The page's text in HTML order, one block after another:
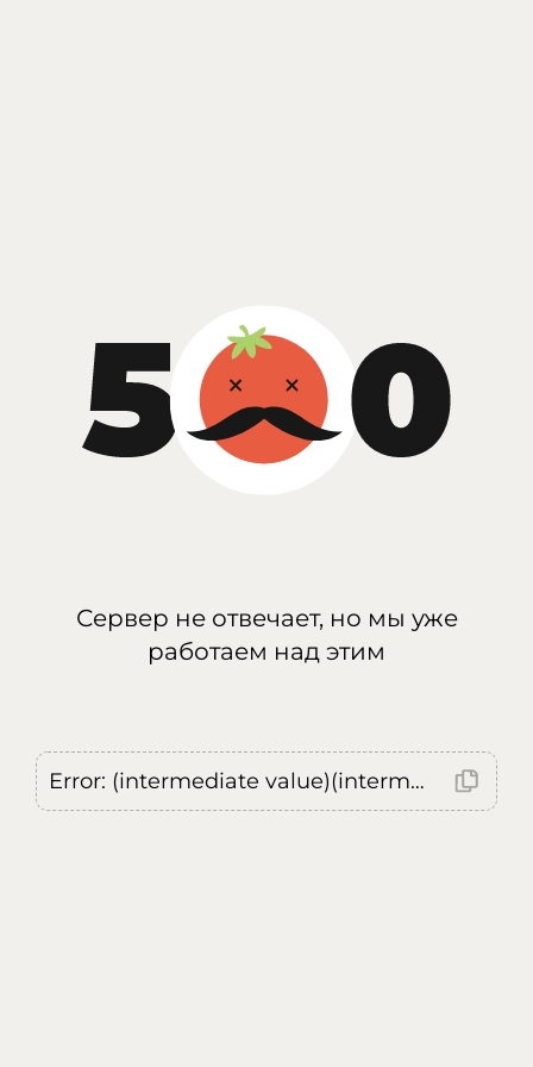
Сервер не отвечает, но мы уже
работаем над этим
Error: (intermediate value)(intermediate value)(intermediate value).replaceAll is not a function